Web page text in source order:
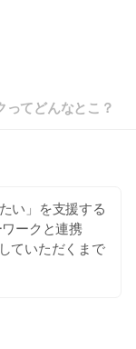
休みです
ってどんなとこ？
い」を支援する
ークと連携
ていただくまで
学生、若年者、